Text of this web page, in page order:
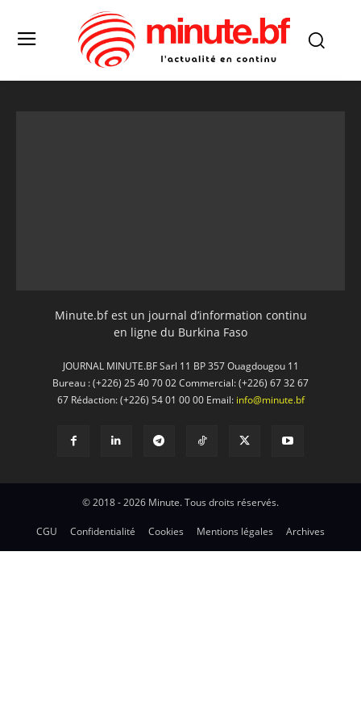
Minute.bf est un journal d’information continu
en ligne du Burkina Faso
JOURNAL MINUTE.BF Sarl 11 BP 357 Ouagdougou 11
Bureau : (+226) 25 40 70 02 Commercial: (+226) 67 32 67
67 Rédaction: (+226) 54 01 00 00 Email: info@minute.bf
© 2018 - 2026 Minute. Tous droits réservés.
CGU Confidentialité Cookies Mentions légales Archives